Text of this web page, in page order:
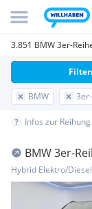
3.851 BMW 3er-
BMW
Infos zur
BMW 3er-
Automatik
Hybrid Elektro/